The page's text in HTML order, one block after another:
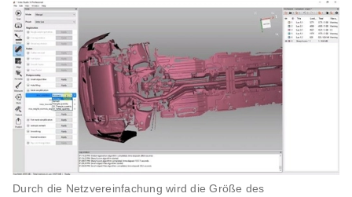
Durch die Netzvereinfachung wird die Größe des